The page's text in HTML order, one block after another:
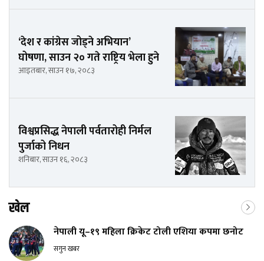
‘देश र कांग्रेस जोड्ने अभियान’
घोषणा, साउन २० गते राष्ट्रिय भेला हुने
आइतबार, साउन १७, २०८३
विश्वप्रसिद्ध नेपाली पर्वतारोही निर्मल
पुर्जाको निधन
शनिबार, साउन १६, २०८३
खेल
नेपाली यू–१९ महिला क्रिकेट टोली एशिया कपमा छनोट
सगुन खबर